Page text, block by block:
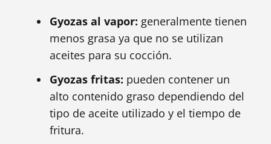
Gyozas al vapor: generalmente tienen
menos grasa ya que no se utilizan
aceites para su cocción.
Gyozas fritas: pueden contener un
alto contenido graso dependiendo del
tipo de aceite utilizado y el tiempo de
fritura.